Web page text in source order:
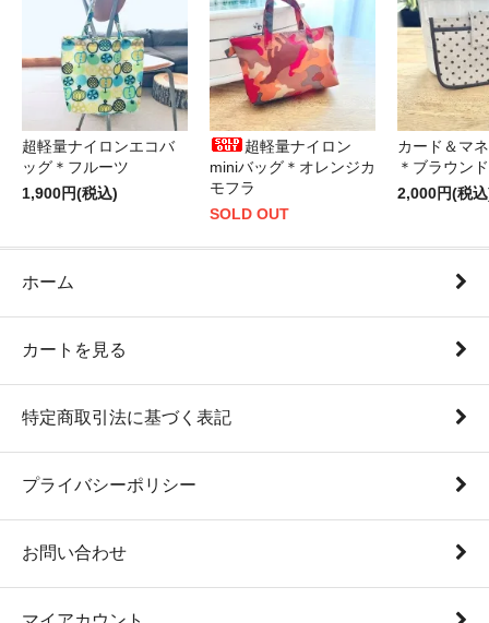
超軽量ナイロンエコバ
ッグ＊フルーツ
1,900円(税込)
超軽量ナイロン
miniバッグ＊オレンジカ
モフラ
SOLD OUT
カード＆マ
＊ブラウン
2,000円(税
ホーム
カートを見る
特定商取引法に基づく表記
プライバシーポリシー
お問い合わせ